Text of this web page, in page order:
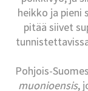
heikko ja pieni
pitää siivet
Pohjois-
muonioensis,